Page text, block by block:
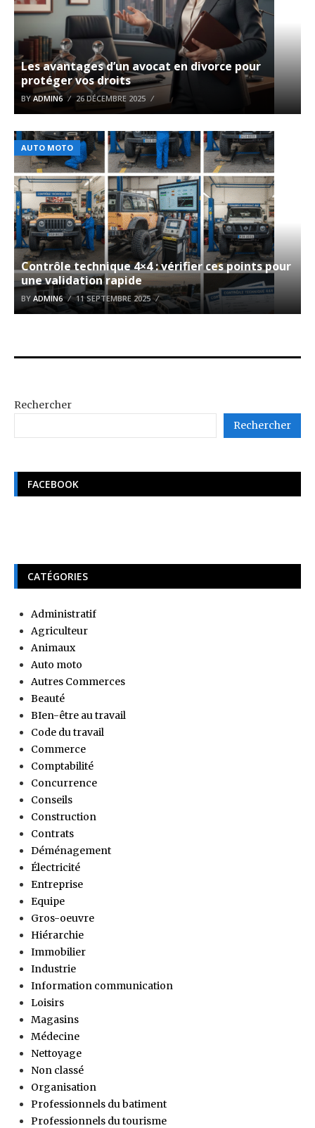
Les avantages d’un avocat en divorce pour
protéger vos droits
BYADMIN6 26 DÉCEMBRE 2025
AUTO MOTO
Contrôle technique 4×4 : vérifier ces points pour
une validation rapide
BY ADMIN6 11 SEPTEMBRE 2025
Rechercher
Rechercher
FACEBOOK
CATÉGORIES
Administratif
Agriculteur
Animaux
Auto moto
Autres Commerces
Beauté
BIen-être au travail
Code du travail
Commerce
Comptabilité
Concurrence
Conseils
Construction
Contrats
Déménagement
Électricité
Entreprise
Equipe
Gros-oeuvre
Hiérarchie
Immobilier
Industrie
Information communication
Loisirs
Magasins
Médecine
Nettoyage
Non classé
Organisation
Professionnels du batiment
Professionnels du tourisme